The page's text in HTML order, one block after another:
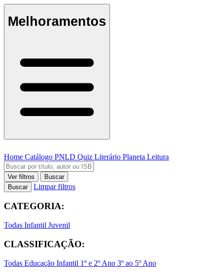
Melhoramentos
Home Catálogo PNLD Quiz Literário Planeta Leitura
Ver filtros
Buscar
Buscar
Limpar filtros
CATEGORIA:
Todas Infantil Juvenil
CLASSIFICAÇÃO:
Todas Educação Infantil 1º e 2º Ano 3º ao 5º Ano